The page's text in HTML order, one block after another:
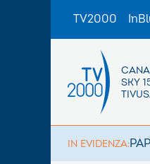
TV2000
SKY
IN EVIDENZA: